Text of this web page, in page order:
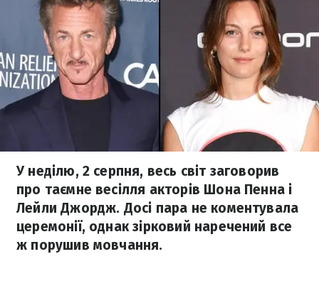
У неділю, 2 серпня, весь світ заговорив
про таємне весілля акторів Шона Пенна і
Лейли Джордж. Досі пара не коментувала
церемонії, однак зірковий наречений все
ж порушив мовчання.